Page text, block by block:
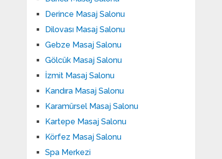
Derince Masaj Salonu
Dilovası Masaj Salonu
Gebze Masaj Salonu
Gölcük Masaj Salonu
İzmit Masaj Salonu
Kandıra Masaj Salonu
Karamürsel Masaj Salonu
Kartepe Masaj Salonu
Körfez Masaj Salonu
Spa Merkezi